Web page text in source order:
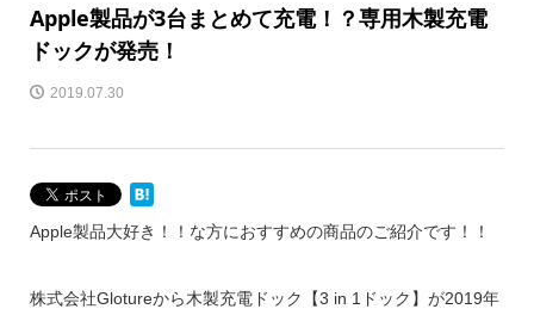
Apple製品が3台まとめて充電！？専用木製充電
ドックが発売！
2019.07.30
Apple製品大好き！！な方におすすめの商品のご紹介です！！
株式会社Glotureから木製充電ドック【3 in 1ドック】が2019年